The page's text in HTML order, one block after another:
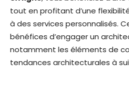
tout en profitant d’une
à des services personnalisés.
bénéfices d’engager un
notamment les éléments de
tendances architecturales à